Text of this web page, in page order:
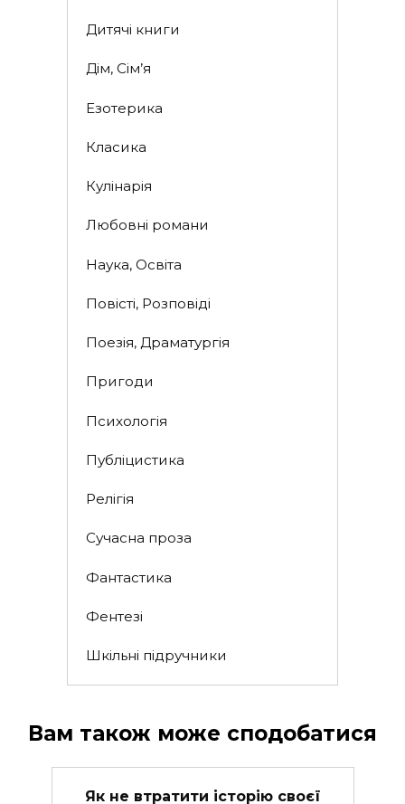
Дитячі книги
Дім, Сім’я
Езотерика
Класика
Кулінарія
Любовні романи
Наука, Освіта
Повісті, Розповіді
Поезія, Драматургія
Пригоди
Психологія
Публіцистика
Релігія
Сучасна проза
Фантастика
Фентезі
Шкільні підручники
Вам також може сподобатися
Як не втратити історію своєї